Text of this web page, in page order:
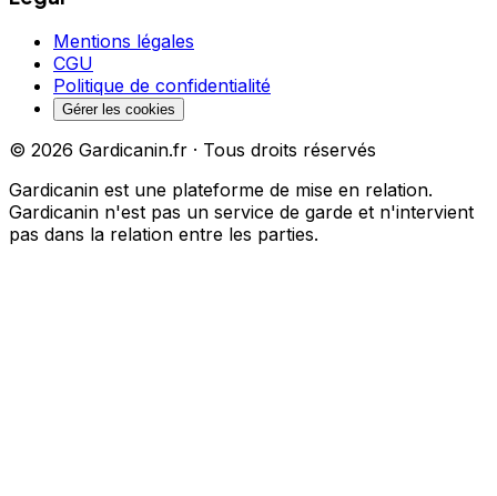
Mentions légales
CGU
Politique de confidentialité
Gérer les cookies
© 2026 Gardicanin.fr · Tous droits réservés
Gardicanin est une plateforme de mise en relation.
Gardicanin n'est pas un service de garde et n'intervient
pas dans la relation entre les parties.